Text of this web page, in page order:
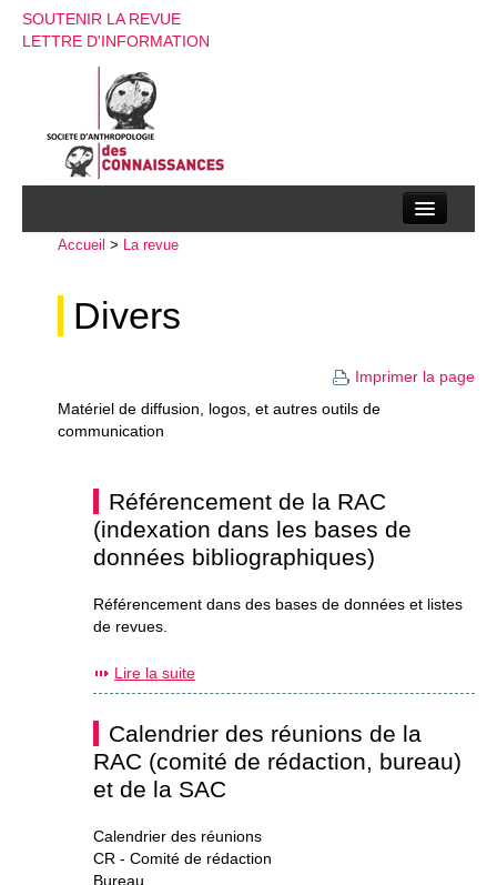
SOUTENIR LA REVUE
LETTRE D'INFORMATION
La société d’anthropologie des connaissances
Recherches
Instructions aux auteurs
Accueil > La revue
Divers
Imprimer la page
Matériel de diffusion, logos, et autres outils de
communication
Référencement de la RAC
(indexation dans les bases de
données bibliographiques)
Référencement dans des bases de données et listes
de revues.
Lire la suite
Calendrier des réunions de la
RAC (comité de rédaction, bureau)
et de la SAC
Calendrier des réunions
CR - Comité de rédaction
Bureau